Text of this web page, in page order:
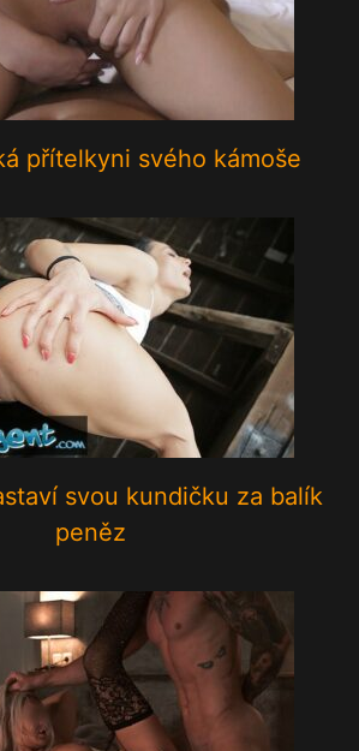
přítelkyni svého kámoše
svou kundičku za balík
peněz